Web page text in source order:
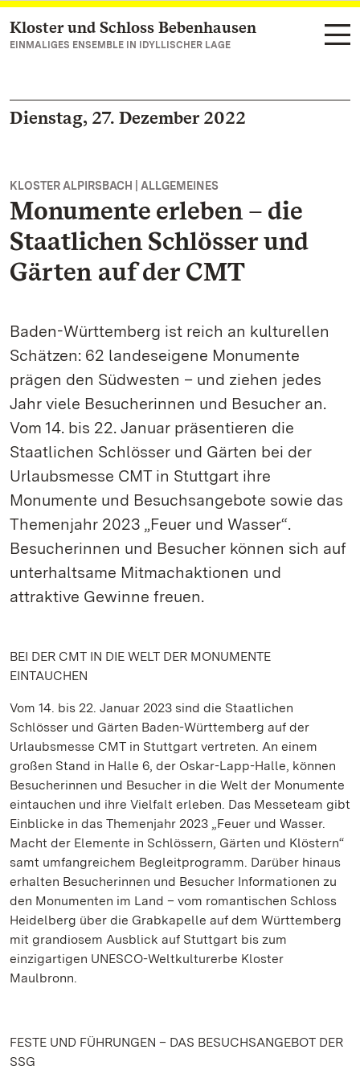
Zum Hauptinhalt springen
Kloster und Schloss Bebenhausen
EINMALIGES ENSEMBLE IN IDYLLISCHER LAGE
Dienstag, 27. Dezember 2022
KLOSTER ALPIRSBACH | ALLGEMEINES
Monumente erleben – die
Staatlichen Schlösser und
Gärten auf der CMT
Baden-Württemberg ist reich an kulturellen
Schätzen: 62 landeseigene Monumente
prägen den Südwesten – und ziehen jedes
Jahr viele Besucherinnen und Besucher an.
Vom 14. bis 22. Januar präsentieren die
Staatlichen Schlösser und Gärten bei der
Urlaubsmesse CMT in Stuttgart ihre
Monumente und Besuchsangebote sowie das
Themenjahr 2023 „Feuer und Wasser“.
Besucherinnen und Besucher können sich auf
unterhaltsame Mitmachaktionen und
attraktive Gewinne freuen.
BEI DER CMT IN DIE WELT DER MONUMENTE
EINTAUCHEN
Vom 14. bis 22. Januar 2023 sind die Staatlichen
Schlösser und Gärten Baden-Württemberg auf der
Urlaubsmesse CMT in Stuttgart vertreten. An einem
großen Stand in Halle 6, der Oskar-Lapp-Halle, können
Besucherinnen und Besucher in die Welt der Monumente
eintauchen und ihre Vielfalt erleben. Das Messeteam gibt
Einblicke in das Themenjahr 2023 „Feuer und Wasser.
Macht der Elemente in Schlössern, Gärten und Klöstern“
samt umfangreichem Begleitprogramm. Darüber hinaus
erhalten Besucherinnen und Besucher Informationen zu
den Monumenten im Land – vom romantischen Schloss
Heidelberg über die Grabkapelle auf dem Württemberg
mit grandiosem Ausblick auf Stuttgart bis zum
einzigartigen UNESCO-Weltkulturerbe Kloster
Maulbronn.
FESTE UND FÜHRUNGEN – DAS BESUCHSANGEBOT DER
SSG